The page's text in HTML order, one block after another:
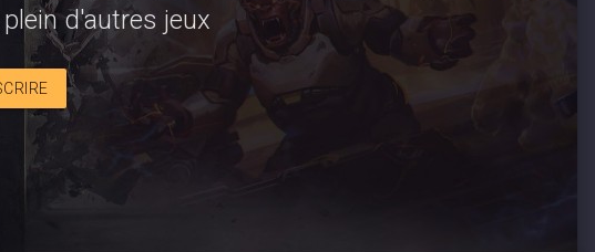
d'autres jeux